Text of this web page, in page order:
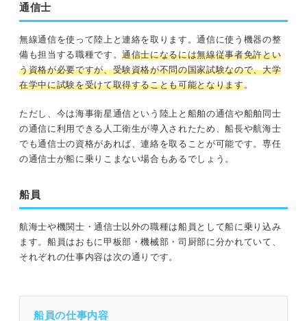
通信士
無線通信を使って陸上と連絡を取ります。通信に使う機器の整
備も担当する職種です。通信士になるには無線従事者免許とい
う資格が必要ですが、受験資格が不問の国家試験なので、大学
在学中に試験を受けて取得することも可能となります。
ただし、今は海事衛星通信という陸上と船舶の通信や船舶同士
の通信に利用できる人工衛生が導入されたため、船長や航海士
でも通信士の資格があれば、連絡を取ることが可能です。専任
の通信士が船に乗りこまない場合もあるでしょう。
船員
航海士や機関士・通信士以外の職種は船員として船に乗り込み
ます。船員はおもに甲板部・機械部・司厨部に分かれていて、
それぞれの仕事内容は次の通りです。
船員の仕事内容